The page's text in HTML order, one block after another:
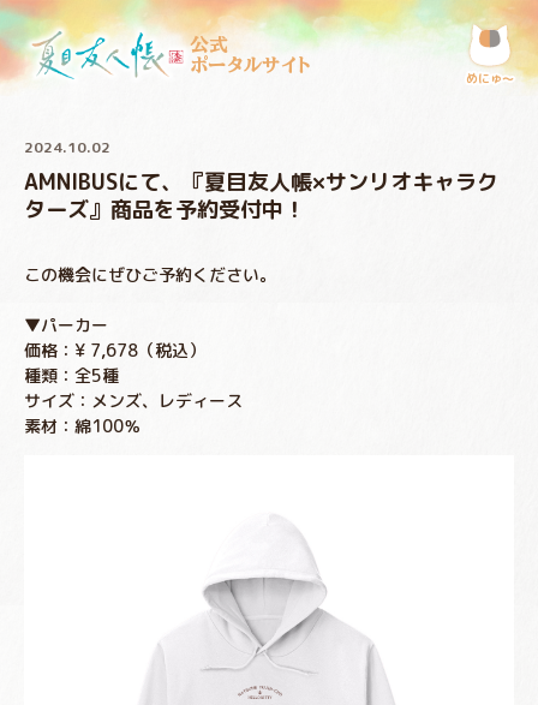
公式
ポータルサイト
めにゅ〜
2024.10.02
AMNIBUSにて、『夏目友人帳×サンリオキャラク
ターズ』商品を予約受付中！
この機会にぜひご予約ください。
▼パーカー
価格：¥ 7,678（税込）
種類：全5種
サイズ：メンズ、レディース
素材：綿100％